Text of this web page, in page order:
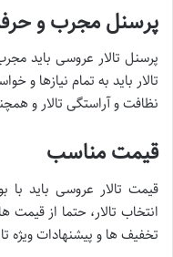
پرسنل مجرب و
پرسنل تالار عروسی باید
تالار باید به تمام نیازها و
نظافت و آراستگی تالار و
قیمت مناسب
قیمت تالار عروسی باید با
انتخاب تالار، حتما از
تخفیف ها و پیشنهادات ویژه